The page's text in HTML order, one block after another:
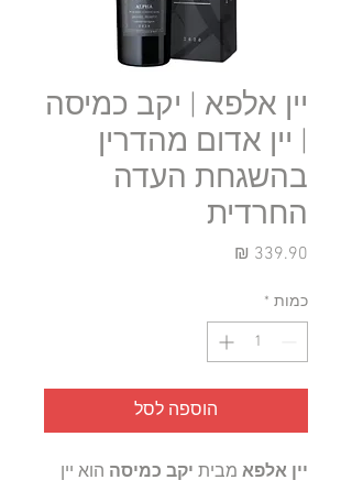
יין אלפא | יקב כמיסה
| יין אדום מהדרין
בהשגחת העדה
החרדית
כמות *
הוספה לסל
יין אלפא מבית יקב כמיסה הוא יין